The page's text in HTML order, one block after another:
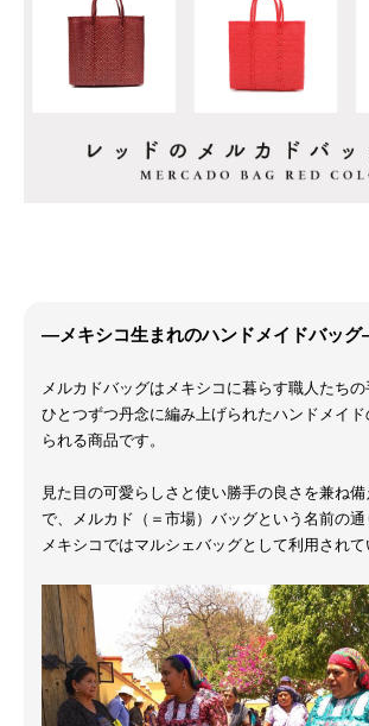
―メキシコ生まれのハンドメイドバッ
メルカドバッグはメキシコに暮らす職人たち
ひとつずつ丹念に編み上げられたハンドメイ
られる商品です。
見た目の可愛らしさと使い勝手の良さを兼ね
で、メルカド（＝市場）バッグという名前の通
メキシコではマルシェバッグとして利用されて